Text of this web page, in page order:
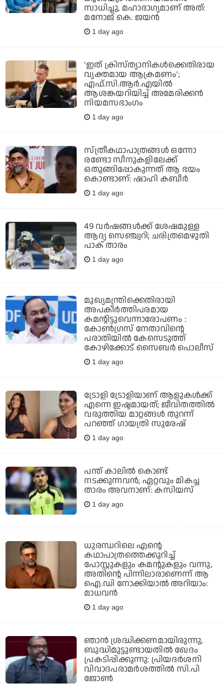
സാധിച്ചു, മഹാഭാഗ്യമാണ് അത്:
മനോജ് കെ. ജയന്‍
1 day ago
'ഇത് ക്രിസ്ത്യാനികള്‍ക്കെതിരായ
വ്യക്തമായ ആക്രമണം';
എഫ്.സി.ആര്‍.എയില്‍
ആശങ്കയറിയിച്ച് അമേരിക്കന്‍
നിയമസഭാംഗം
1 day ago
സ്ത്രീകഥാപാത്രങ്ങൾ ഒന്നോ
രണ്ടോ സീനുകളിലേക്ക്
ഒതുങ്ങിപ്പോകുന്നത് ആ ഭയം
കൊണ്ടാണ്: ഷാഹി കബീർ
1 day ago
49 വര്‍ഷങ്ങള്‍ക്ക് ശേഷമുള്ള
ആദ്യ സെഞ്ച്വറി; ചരിത്രമെഴുതി
പാക് താരം
1 day ago
മുഖ്യമന്ത്രിക്കെതിരായി
അപകീര്‍ത്തിപരമായ
കമന്റിട്ടുവെന്നാരോപണം :
കോണ്‍ഗ്രസ് നേതാവിന്റെ
പരാതിയില്‍ കേസെടുത്ത്
കോഴിക്കോട് സൈബര്‍ പൊലീസ്
1 day ago
ട്രോളി ട്രോളിയാണ് ആളുകൾക്ക്
എന്നെ ഇഷ്ടമായത്; ജീവിതത്തിൽ
വരുത്തിയ മാറ്റങ്ങൾ തുറന്ന്
പറഞ്ഞ് ഗായത്രി സുരേഷ്
1 day ago
പന്ത് കാലില്‍ കൊണ്ട്
നടക്കുന്നവന്‍, ഏറ്റവും മികച്ച
താരം അവനാണ്: കസിയസ്
1 day ago
ധുരന്ധറിലെ എന്റെ
കഥാപാത്രത്തെക്കുറിച്ച്
പോസ്റ്റുകളും കമന്റുകളും വന്നു,
അതിന്റെ പിന്നിലാരാണെന്ന് ആ
ഐ.ഡി നോക്കിയാല്‍ അറിയാം:
മാധവന്‍
1 day ago
ഞാന്‍ ശ്രദ്ധിക്കണമായിരുന്നു,
ബുദ്ധിമുട്ടുണ്ടായതില്‍ ഖേദം
പ്രകടിപ്പിക്കുന്നു: പ്രിയദര്‍ശനി
വിവാദപരാമര്‍ശത്തില്‍ സി.പി
ജോണ്‍